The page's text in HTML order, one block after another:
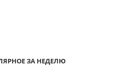
ЗА НЕДЕЛЮ